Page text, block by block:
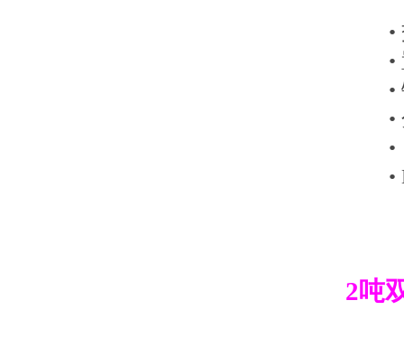
• 交
• 置
•
• 分
• 自
•
2吨